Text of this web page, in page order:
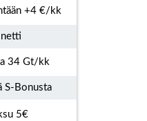
+4 €/kk
netti
34 Gt/kk
S-Bonusta
5€